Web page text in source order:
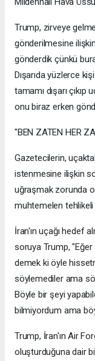
Trump, zirveye
gönderilmesine
gönderdik çünkü
Dışarıda yüzlerce
tamamı dışarı
onu biraz erken
"BEN ZATEN HER
Gazetecilerin,
istenmesine ilişkin
uğraşmak zorunda
muhtemelen tehlikeli
İran'ın uçağı hedef
soruya Trump, "Eğer
demek ki öyle
söylemediler ama
Böyle bir şeyi
bilmiyordum ama
Trump, İran'ın Air
oluşturduğuna dair